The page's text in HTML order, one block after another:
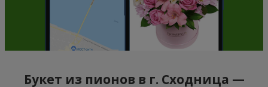
Букет из пионов в г. Сходница —